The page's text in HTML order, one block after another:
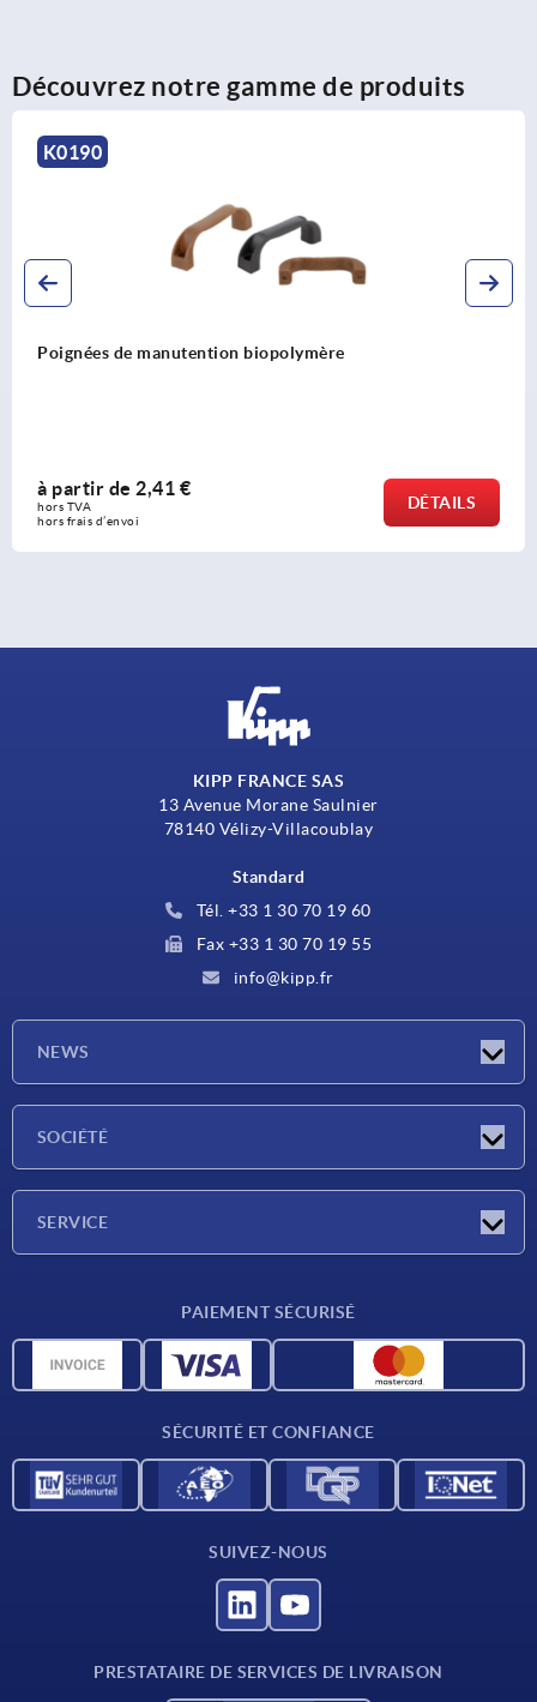
Découvrez notre gamme de produits
DÉTAILS
Poignées de manutention en aluminium
KIPP FRANCE SAS
13 Avenue Morane Saulnier
78140 Vélizy-Villacoublay
Standard
Tél. +33 1 30 70 19 60
Fax +33 1 30 70 19 55
info@kipp.fr
NEWS
SOCIÉTÉ
SERVICE
Données CAO
PAIEMENT SÉCURISÉ
SÉCURITÉ ET CONFIANCE
SUIVEZ-NOUS
PRESTATAIRE DE SERVICES DE LIVRAISON